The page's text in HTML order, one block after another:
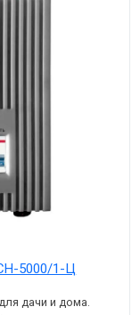
5000/1-Ц
дачи и дома.